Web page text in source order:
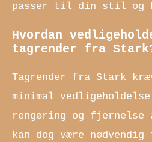
passer til din stil og
Hvordan
tagrender fra
Tagrender fra Stark
minimal
rengøring og fjernelse
kan dog være